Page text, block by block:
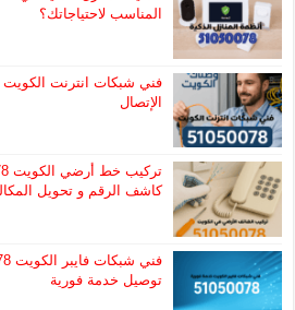
المناسب لاحتياجاتك؟
الإتصال
كاشف الرقم و تحويل
توصيل خدمة فورية